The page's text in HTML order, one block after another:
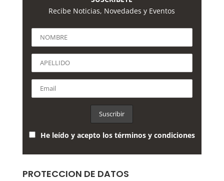
Recibe Noticias, Novedades y Eventos
He leído y acepto los términos y condiciones
PROTECCION DE DATOS